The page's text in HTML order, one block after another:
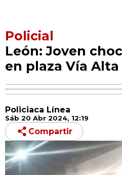
Policial
León: Joven
en plaza Vía
Policiaca Línea
Sáb 20 Abr 2024, 12:19
Compartir